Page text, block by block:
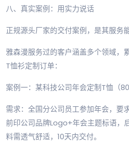
八、真实案例：用实力说话
正规源头厂家的交付案例，是其服务
雅森漫服务过的客户涵盖多个领域，
T恤衫定制订单：
案例一：某科技公司年会定制T恤（
需求：全国分公司员工参加年会，要
前印公司品牌Logo+年会主题标语，
料需透气舒适，10天内交付。